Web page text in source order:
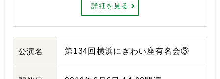
詳細を見る
公演名 第134回横浜にぎわい座有名会③